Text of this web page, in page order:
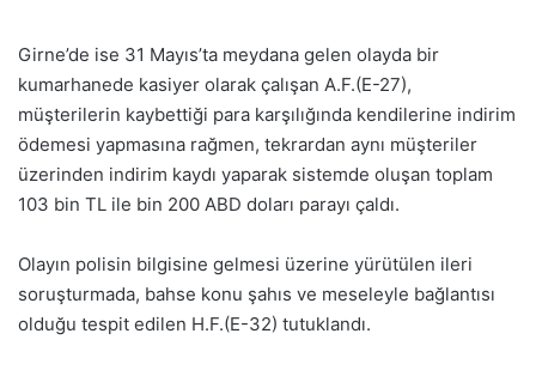
Girne’de ise 31 Mayıs’ta meydana gelen olayda bir
kumarhanede kasiyer olarak çalışan A.F.(E-27),
müşterilerin kaybettiği para karşılığında kendilerine indirim
ödemesi yapmasına rağmen, tekrardan aynı müşteriler
üzerinden indirim kaydı yaparak sistemde oluşan toplam
103 bin TL ile bin 200 ABD doları parayı çaldı.
Olayın polisin bilgisine gelmesi üzerine yürütülen ileri
soruşturmada, bahse konu şahıs ve meseleyle bağlantısı
olduğu tespit edilen H.F.(E-32) tutuklandı.